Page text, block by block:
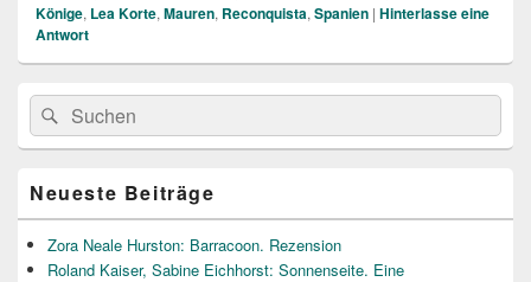
Könige, Lea Korte, Mauren, Reconquista, Spanien | Hinterlasse eine
Antwort
Primärer
Seitenleisten
Widget-
Bereich
Suche
nach:
Suchen
Neueste Beiträge
Zora Neale Hurston: Barracoon. Rezension
Roland Kaiser, Sabine Eichhorst: Sonnenseite. Eine